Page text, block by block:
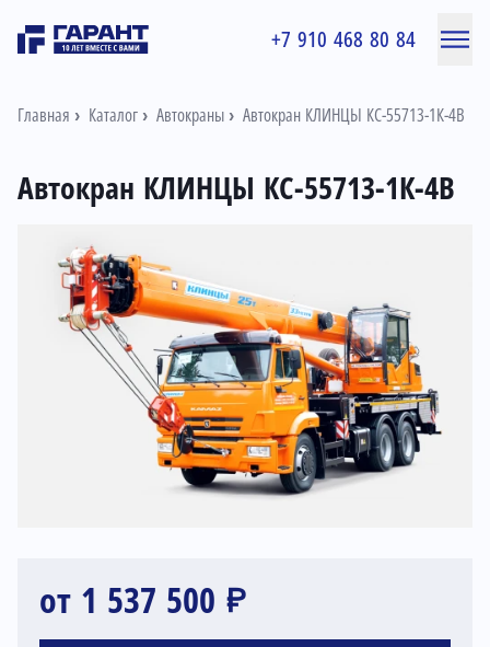
+7 910 468 80 84
Главная Каталог Автокраны Автокран КЛИНЦЫ КС-55713-1К-4В
Автокран КЛИНЦЫ КС-55713-1К-4В
от 1 537 500 ₽